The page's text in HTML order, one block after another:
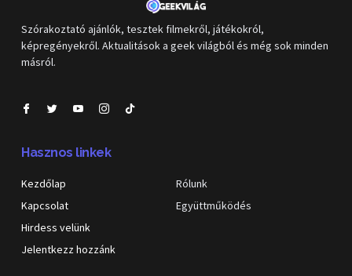
Szórakoztató ajánlók, tesztek filmekről, játékokról,
képregényekről. Aktualitások a geek világból és még sok minden
másról.
Hasznos linkek
Kezdőlap
Kapcsolat
Hirdess velünk
Jelentkezz hozzánk
Rólunk
Együttműködés